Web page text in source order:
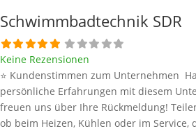
Schwimmbadtechnik SDR
Keine Rezensionen
⭐ Kundenstimmen zum Unternehmen
persönliche Erfahrungen mit diesem
freuen uns über Ihre Rückmeldung!
ob beim Heizen, Kühlen oder im Service,